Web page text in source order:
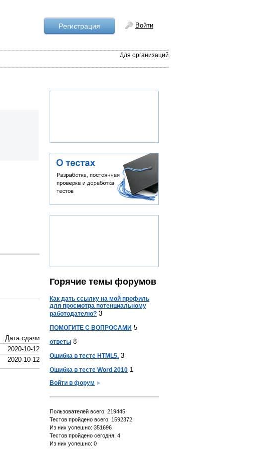
Рeгистрация Войти
Для организаций
Дата сдачи
2020-10-12
2020-10-12
Горячие темы форумов
Как дать ссылку на мой профиль
для просмотра потенциальному
работодателю? 3
ПОМОГИТЕ С ВОПРОСАМИ 5
ответы 8
Ошибка в тесте HTML5. 3
Ошибка в тесте Word 2010 1
Войти в форум
Пользователей всего: 219445
Тестов пройдено всего: 1592372
Из них успешно: 351696
Тестов пройдено сегодня: 4
Из них успешно: 0